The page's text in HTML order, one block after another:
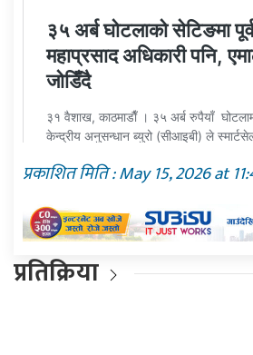
प्रकाशित मिति : May 15, 2026 at
प्रतिक्रिया